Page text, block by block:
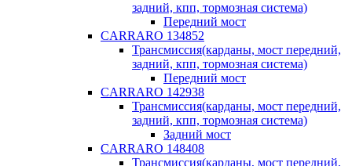
задний, кпп, тормозная система)
Передний мост
CARRARO 134852
Трансмиссия(карданы, мост передний,
задний, кпп, тормозная система)
Передний мост
CARRARO 142938
Трансмиссия(карданы, мост передний,
задний, кпп, тормозная система)
Задний мост
CARRARO 148408
Трансмиссия(карданы, мост передний,